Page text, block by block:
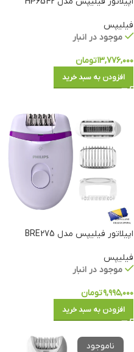
فیلیپس
موجود در انبار
۱۳,۷۷۶,۰۰۰تومان
افزودن به سبد خرید
اپیلاتور فیلیپس مدل BRE275
فیلیپس
موجود در انبار
۹,۹۹۵,۰۰۰تومان
افزودن به سبد خرید